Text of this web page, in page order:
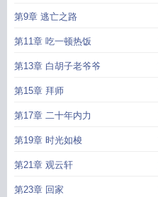
第9章 逃亡之路
第11章 吃一顿热饭
第13章 白胡子老爷爷
第15章 拜师
第17章 二十年内力
第19章 时光如梭
第21章 观云轩
第23章 回家